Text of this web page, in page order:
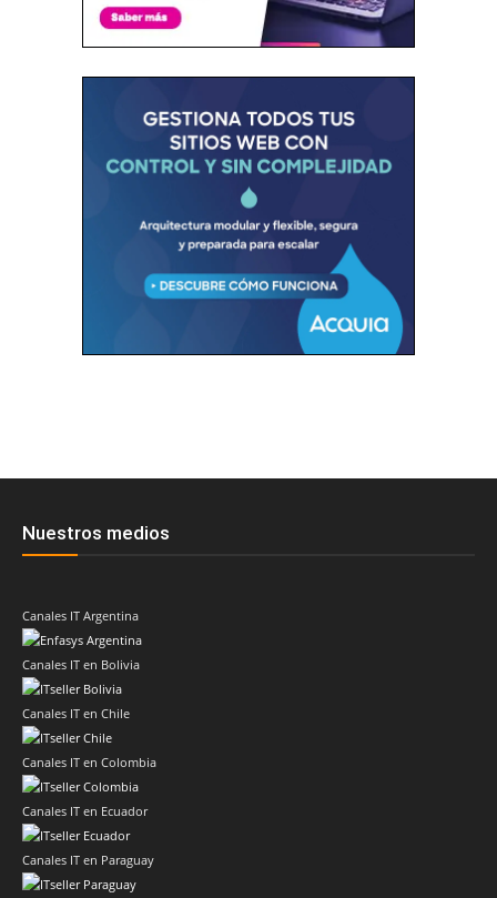
Nuestros medios
Canales IT Argentina
Canales IT en Bolivia
Canales IT en Chile
Canales IT en Colombia
Canales IT en Ecuador
Canales IT en Paraguay